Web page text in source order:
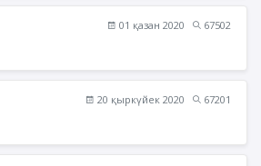
01 қазан 2020
67502
20 қыркүйек 2020
67201